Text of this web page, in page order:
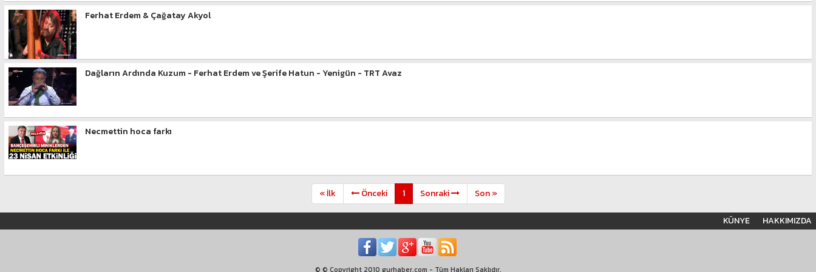
Ferhat Erdem & Çağatay Akyol
Dağların Ardında Kuzum - Ferhat Erdem ve Şerife Hatun - Yenigün - TRT Avaz
Necmettin hoca farkı
« İlk Önceki 1 Sonraki Son »
KÜNYE HAKKIMIZDA
© © Copyright 2010 gurhaber.com - Tüm Hakları Saklıdır.